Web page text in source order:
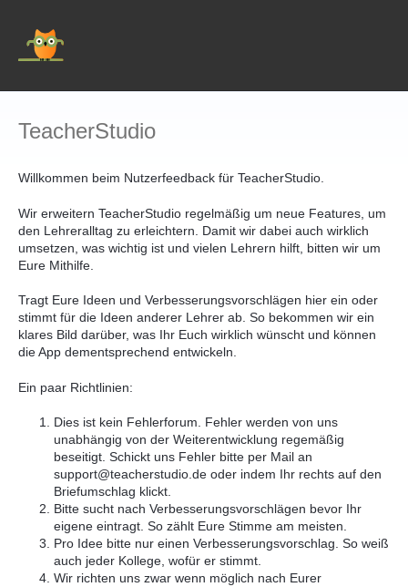
Inhalt
springen
TeacherStudio
Willkommen beim Nutzerfeedback für TeacherStudio.
Wir erweitern TeacherStudio regelmäßig um neue Features, um
den Lehreralltag zu erleichtern. Damit wir dabei auch wirklich
umsetzen, was wichtig ist und vielen Lehrern hilft, bitten wir um
Eure Mithilfe.
Tragt Eure Ideen und Verbesserungsvorschlägen hier ein oder
stimmt für die Ideen anderer Lehrer ab. So bekommen wir ein
klares Bild darüber, was Ihr Euch wirklich wünscht und können
die App dementsprechend entwickeln.
Ein paar Richtlinien:
Dies ist kein Fehlerforum. Fehler werden von uns
unabhängig von der Weiterentwicklung regemäßig
beseitigt. Schickt uns Fehler bitte per Mail an
support@teacherstudio.de oder indem Ihr rechts auf den
Briefumschlag klickt.
Bitte sucht nach Verbesserungsvorschlägen bevor Ihr
eigene eintragt. So zählt Eure Stimme am meisten.
Pro Idee bitte nur einen Verbesserungsvorschlag. So weiß
auch jeder Kollege, wofür er stimmt.
Wir richten uns zwar wenn möglich nach Eurer